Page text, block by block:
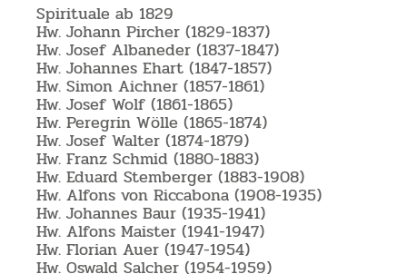
Spirituale ab 1829
Hw. Johann Pircher (1829-1837)
Hw. Josef Albaneder (1837-1847)
Hw. Johannes Ehart (1847-1857)
Hw. Simon Aichner (1857-1861)
Hw. Josef Wolf (1861-1865)
Hw. Peregrin Wölle (1865-1874)
Hw. Josef Walter (1874-1879)
Hw. Franz Schmid (1880-1883)
Hw. Eduard Stemberger (1883-1908)
Hw. Alfons von Riccabona (1908-1935)
Hw. Johannes Baur (1935-1941)
Hw. Alfons Maister (1941-1947)
Hw. Florian Auer (1947-1954)
Hw. Oswald Salcher (1954-1959)